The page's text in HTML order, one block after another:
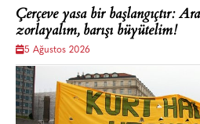
Çerçeve yasa bir başlangıçtır:
zorlayalım, barışı büyütelim!
5 Ağustos 2026